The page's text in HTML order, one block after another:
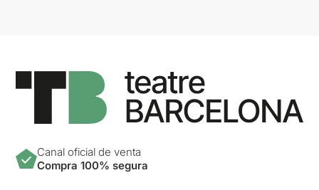
Canal oficial de venta
Compra 100% segura